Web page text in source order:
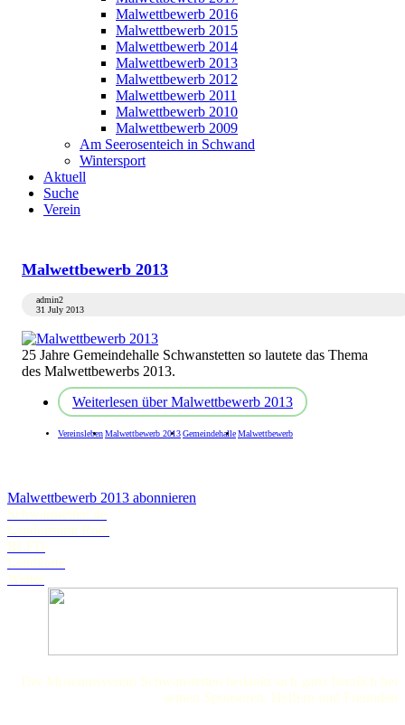
Malwettbewerb 2016
Malwettbewerb 2015
Malwettbewerb 2014
Malwettbewerb 2013
Malwettbewerb 2012
Malwettbewerb 2011
Malwettbewerb 2010
Malwettbewerb 2009
Am Seerosenteich in Schwand
Wintersport
Aktuell
Suche
Verein
Malwettbewerb 2013
admin2
31 July 2013
25 Jahre Gemeindehalle Schwanstetten so lautete das Thema
des Malwettbewerbs 2013.
Weiterlesen über Malwettbewerb 2013
VereinslebenMalwettbewerb 2013GemeindehalleMalwettbewerb
Malwettbewerb 2013 abonnieren
Schwanstetten.de
Landratsamt Roth
BLFD
Landkarte
Wetter
Der Museumsverein Schwanstetten bedankt sich ganz herzlich bei
seinen Sponsoren, Helfern und Freunden